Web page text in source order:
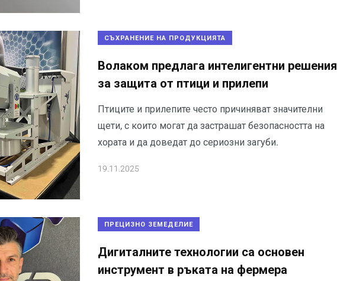
СЪХРАНЕНИЕ НА ПРОДУКЦИЯТА
Волаком предлага интелигентни решения
за защита от птици и прилепи
Птиците и прилепите често причиняват значителни
щети, с които могат да застрашат безопасността на
хората и да доведат до сериозни загуби.
19.11.2025
ПРЕЦИЗНО ЗЕМЕДЕЛИЕ
Дигиталните технологии са основен
инструмент в ръката на фермера